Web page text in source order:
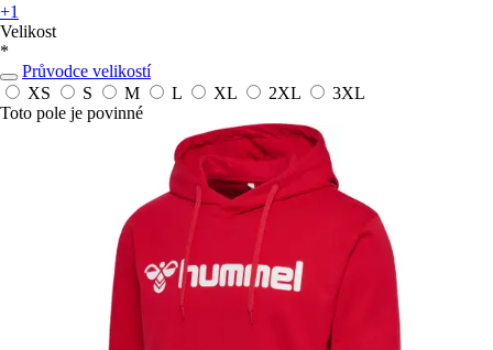
+1
Velikost
*
Průvodce velikostí
XS
S M L XL 2XL
3XL
Toto pole je povinné